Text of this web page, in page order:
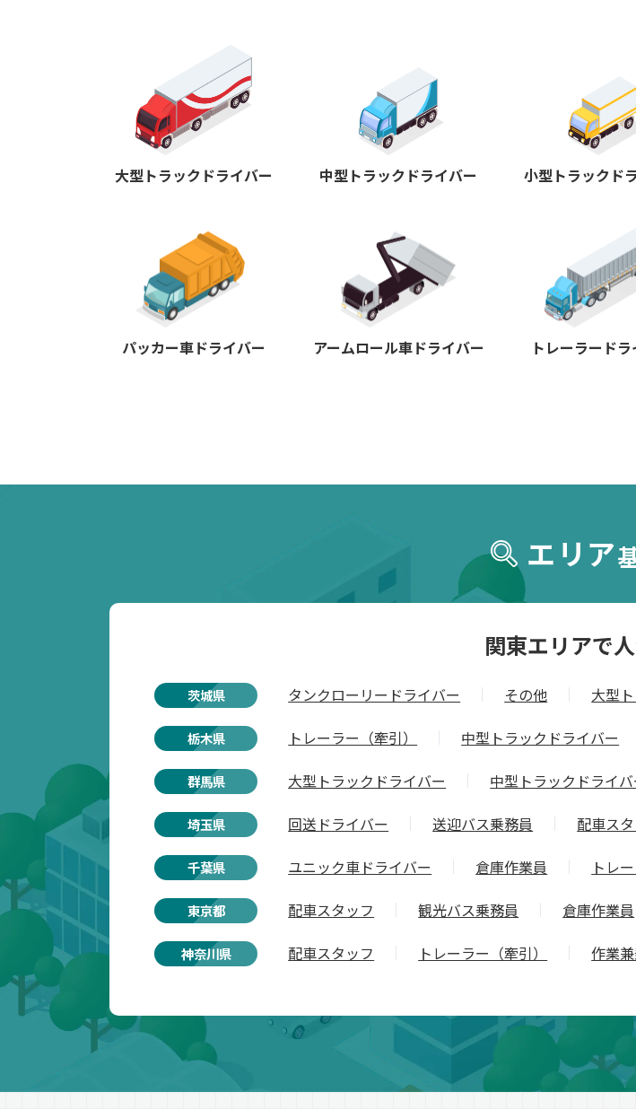
大型トラックドライバー 中型トラックドライバー 小型トラックド
パッカー車ドライバー アームロール車ドライバー トレーラードラ
エリア
関東エリアで
茨城県 タンクローリードライバー その他 大型
栃木県 トレーラー（牽引） 中型トラックドライバー
群馬県 大型トラックドライバー 中型トラックドライバ
埼玉県 回送ドライバー 送迎バス乗務員 配車ス
千葉県 ユニック車ドライバー 倉庫作業員 トレ
東京都 配車スタッフ 観光バス乗務員 倉庫作業員
神奈川県 配車スタッフ トレーラー（牽引） 作業